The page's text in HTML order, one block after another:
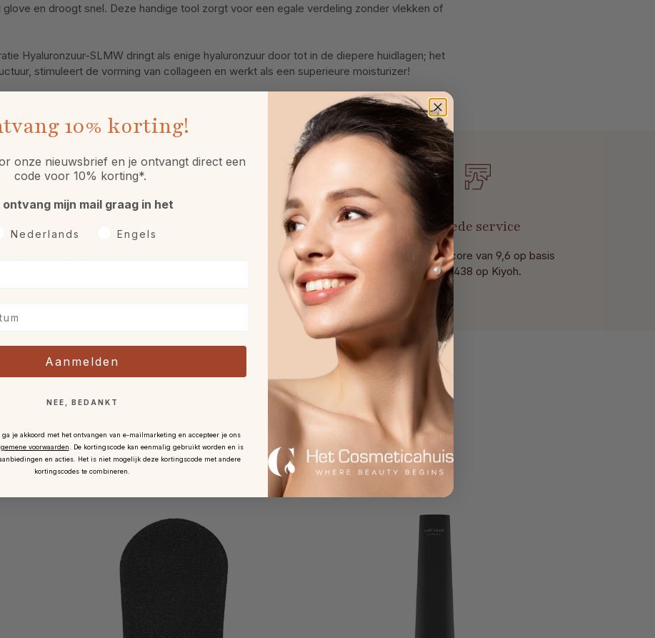
glove en droogt snel. Deze handige tool zorgt voor een egale verdeling zonder vlekken of
Hyaluronzuur-SLMW dringt als enige hyaluronzuur door tot in de diepere huidlagen; het
stimuleert de vorming van collageen en werkt als een superieure moisturizer!
Retourneren Gratis sample óf gift
Bij iedere bestelling.
Goede service
Met een score van 9,6 op basis
van 438 op Kiyoh.
10% korting!
onze nieuwsbrief en je ontvangt direct een
code voor 10% korting*.
ontvang mijn mail graag in het
Nederlands Engels
Aanmelden
NEE, BEDANKT
je akkoord met het ontvangen van e-mailmarketing en accepteer je ons
voorwaarden
De kortingscode kan eenmalig gebruikt worden en is
en acties. Het is niet mogelijk deze kortingscode met andere
kortingscodes te combineren.